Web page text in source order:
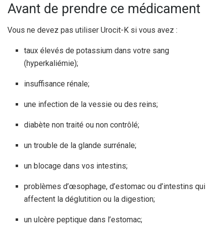
Avant de prendre ce médicament
Vous ne devez pas utiliser Urocit-K si vous avez :
taux élevés de potassium dans votre sang
(hyperkaliémie);
insuffisance rénale;
une infection de la vessie ou des reins;
diabète non traité ou non contrôlé;
un trouble de la glande surrénale;
un blocage dans vos intestins;
problèmes d’œsophage, d’estomac ou d’intestins qui
affectent la déglutition ou la digestion;
un ulcère peptique dans l’estomac;